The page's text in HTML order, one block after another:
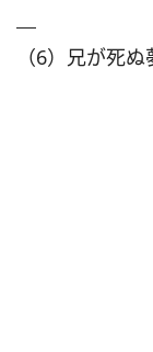
（6）兄が死